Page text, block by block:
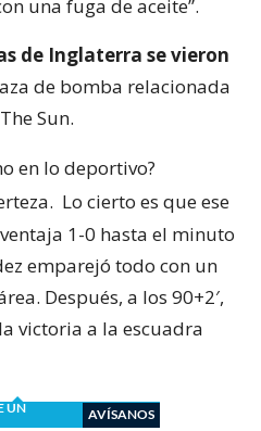
una fuga de aceite”.
de Inglaterra se vieron
de bomba relacionada
Sun.
en lo deportivo?
Lo cierto es que ese
1-0 hasta el minuto
emparejó todo con un
Después, a los 90+2′,
victoria a la escuadra
UN
AVÍSANOS